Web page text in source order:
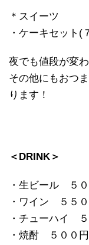
＊スイーツ
・ケーキセット(
夜でも値段が変
その他にもおつ
ります！
＜DRINK＞
・生ビール ５
・ワイン ５５０
・チューハイ
・焼酎 ５００円